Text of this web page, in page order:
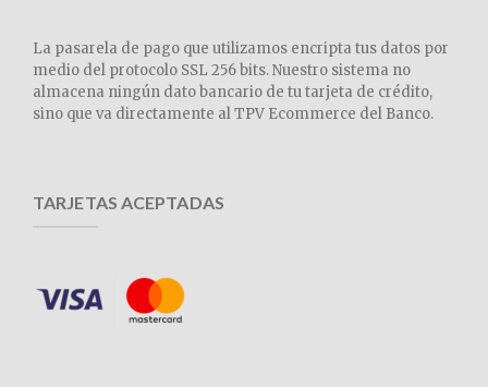
La pasarela de pago que utilizamos encripta tus datos por
medio del protocolo SSL 256 bits. Nuestro sistema no
almacena ningún dato bancario de tu tarjeta de crédito,
sino que va directamente al TPV Ecommerce del Banco.
TARJETAS ACEPTADAS